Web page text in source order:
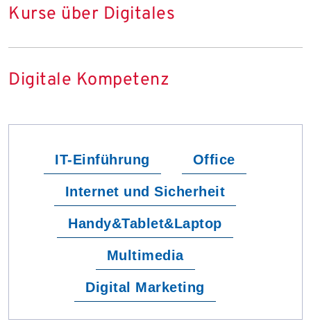
Kurse über Digitales
Digitale Kompetenz
IT-Einführung Office
Internet und Sicherheit
Handy&Tablet&Laptop
Multimedia
Digital Marketing